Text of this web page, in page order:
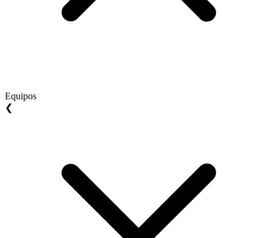
Equipos
❮